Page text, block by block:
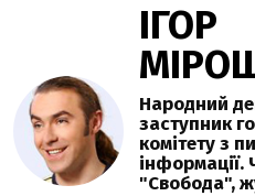
ІГОР
Народний
заступник
комітету з
інформації.
"Свобода",